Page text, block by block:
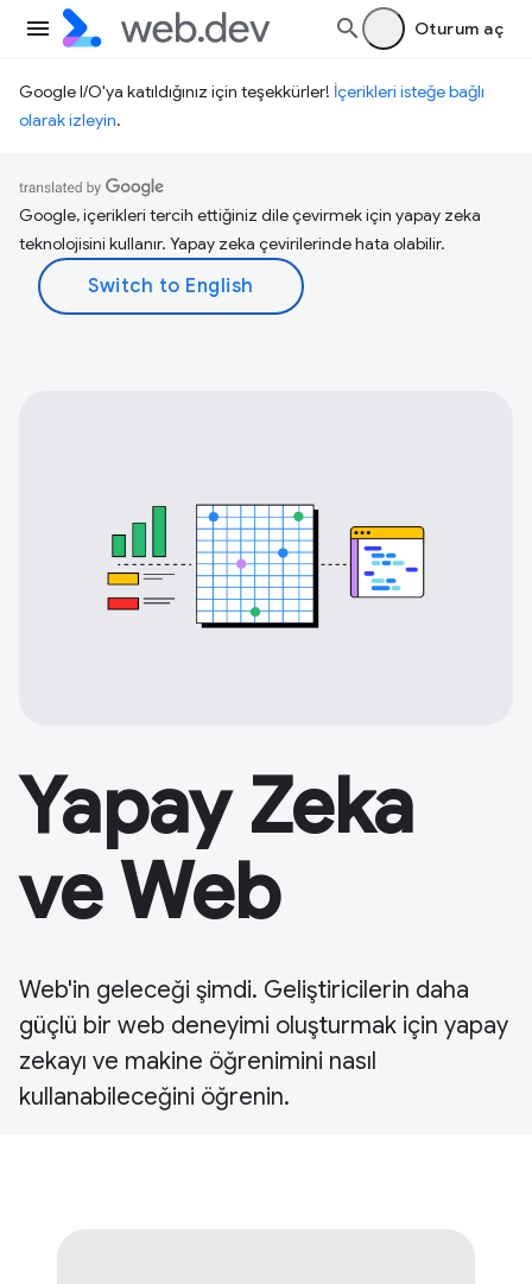
Oturum aç
Google I/O'ya katıldığınız için teşekkürler! İçerikleri isteğe bağlı
olarak izleyin.
Google, içerikleri tercih ettiğiniz dile çevirmek için yapay zeka
teknolojisini kullanır. Yapay zeka çevirilerinde hata olabilir.
Yapay Zeka
ve Web
Web'in geleceği şimdi. Geliştiricilerin daha
güçlü bir web deneyimi oluşturmak için yapay
zekayı ve makine öğrenimini nasıl
kullanabileceğini öğrenin.